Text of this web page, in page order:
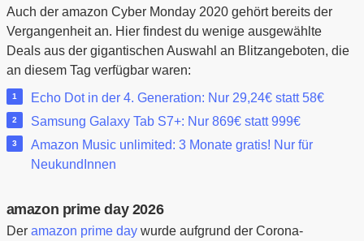
Auch der amazon Cyber Monday 2020 gehört bereits der
Vergangenheit an. Hier findest du wenige ausgewählte
Deals aus der gigantischen Auswahl an Blitzangeboten, die
an diesem Tag verfügbar waren:
Echo Dot in der 4. Generation: Nur 29,24€ statt 58€
Samsung Galaxy Tab S7+: Nur 869€ statt 999€
Amazon Music unlimited: 3 Monate gratis! Nur für
NeukundInnen
amazon prime day 2026
Der amazon prime daywurde aufgrund der Corona-